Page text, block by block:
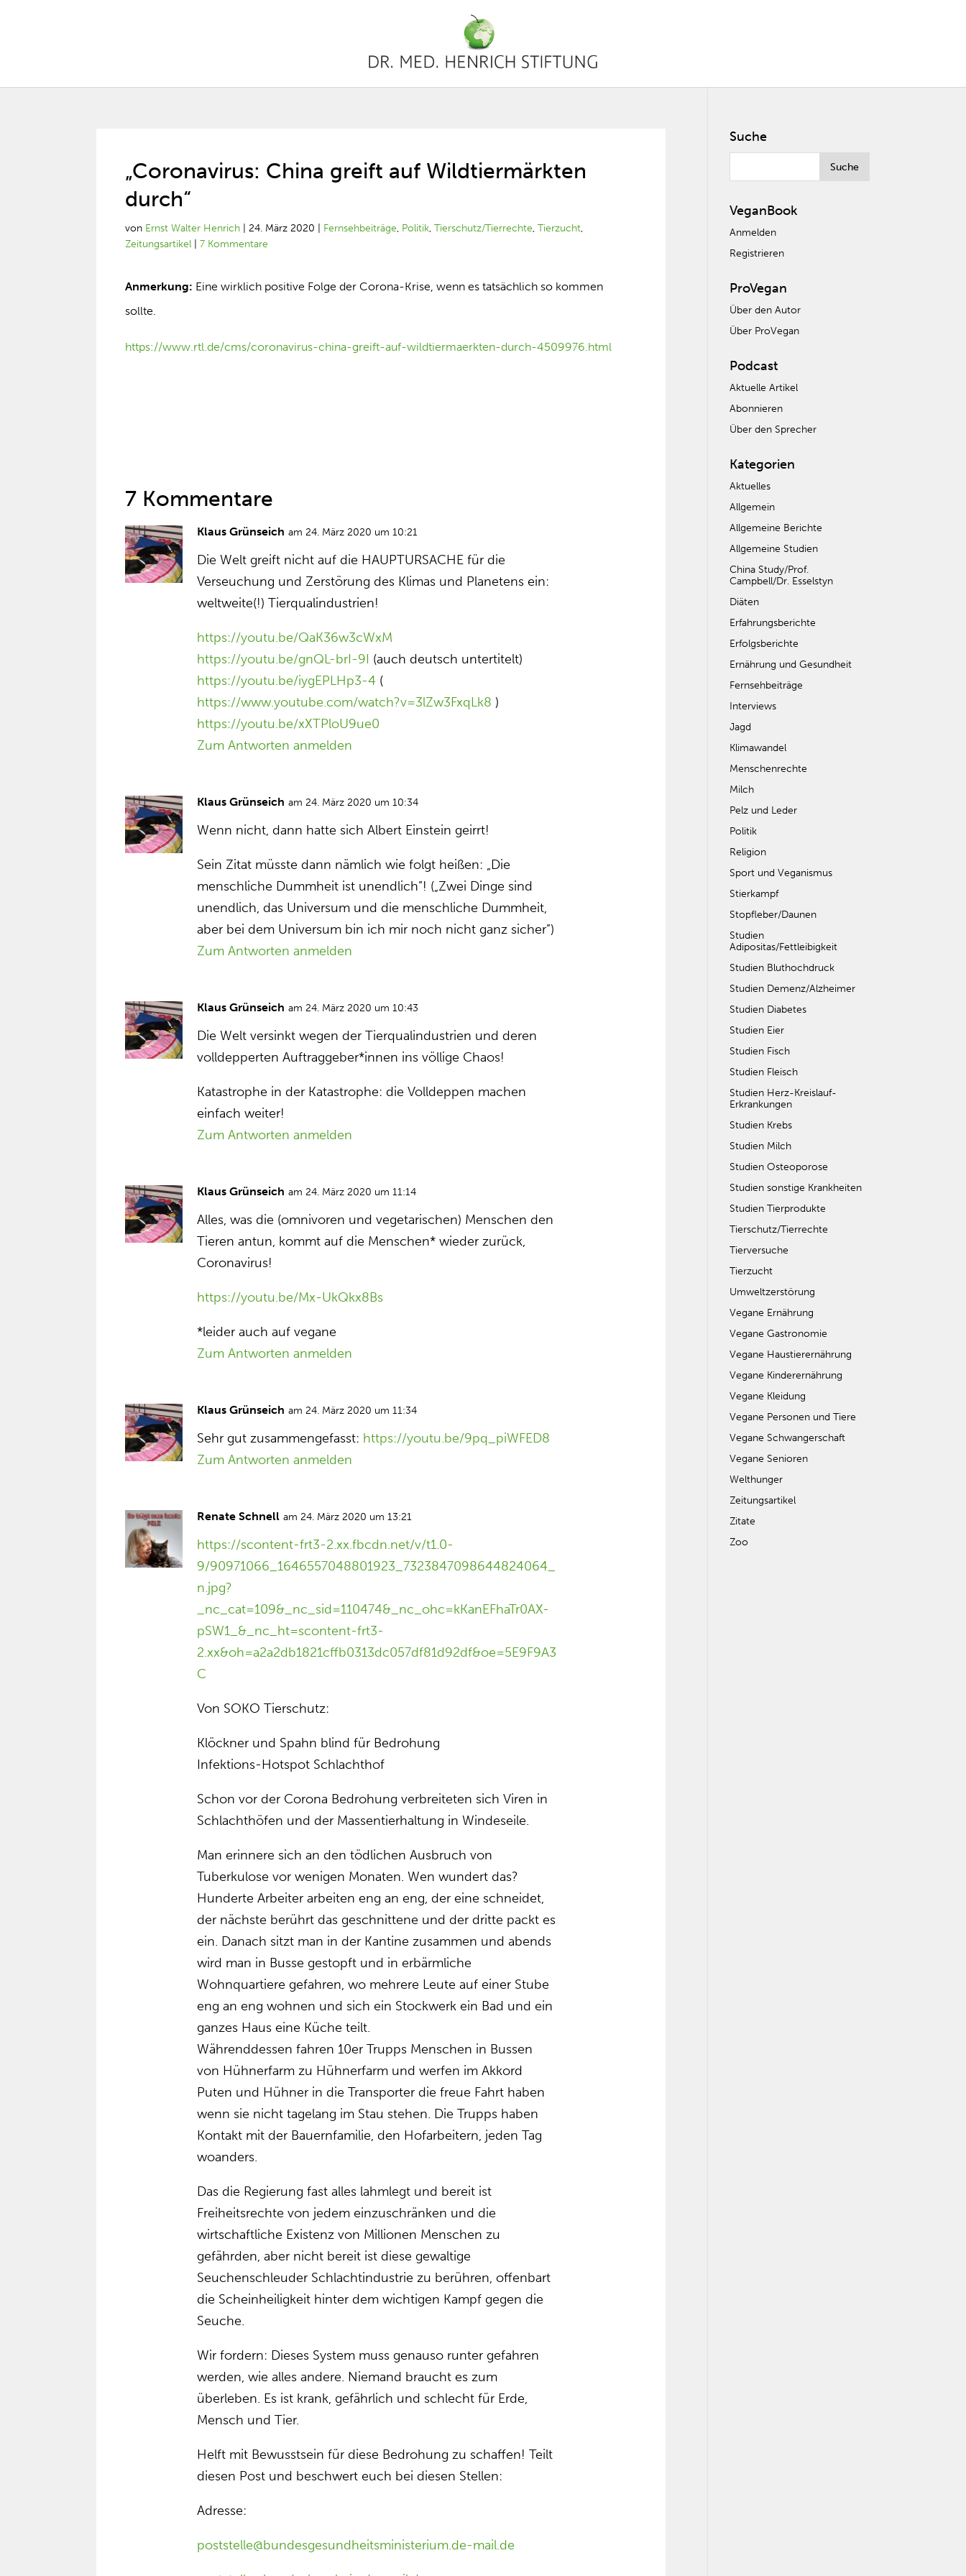
„Coronavirus: China greift auf Wildtiermärkten
durch“
von Ernst Walter Henrich |24. März 2020 Fernsehbeiträge, Politik,Tierschutz/Tierrechte,Tierzucht,
Zeitungsartikel |7 Kommentare
Anmerkung: Eine wirklich positive Folge der Corona-Krise, wenn es tatsächlich so kommen
sollte.
https://www.rtl.de/cms/coronavirus-china-greift-auf-wildtiermaerkten-durch-4509976.html
7 Kommentare
Klaus Grünseich am 24. März 2020 um 10:21
Die Welt greift nicht auf die HAUPTURSACHE für die
Verseuchung und Zerstörung des Klimas und Planetens ein:
weltweite(!) Tierqualindustrien!
https://youtu.be/QaK36w3cWxM
https://youtu.be/gnQL-brI-9I (auch deutsch untertitelt)
https://youtu.be/iygEPLHp3-4 (
https://www.youtube.com/watch?v=3lZw3FxqLk8 )
https://youtu.be/xXTPloU9ue0
Zum Antworten anmelden
Klaus Grünseich am 24. März 2020 um 10:34
Wenn nicht, dann hatte sich Albert Einstein geirrt!
Sein Zitat müsste dann nämlich wie folgt heißen: „Die
menschliche Dummheit ist unendlich”! („Zwei Dinge sind
unendlich, das Universum und die menschliche Dummheit,
aber bei dem Universum bin ich mir noch nicht ganz sicher”)
Zum Antworten anmelden
Klaus Grünseich am 24. März 2020 um 10:43
Die Welt versinkt wegen der Tierqualindustrien und deren
volldepperten Auftraggeber*innen ins völlige Chaos!
Katastrophe in der Katastrophe: die Volldeppen machen
einfach weiter!
Zum Antworten anmelden
Klaus Grünseich am 24. März 2020 um 11:14
Alles, was die (omnivoren und vegetarischen) Menschen den
Tieren antun, kommt auf die Menschen* wieder zurück,
Coronavirus!
https://youtu.be/Mx-UkQkx8Bs
*leider auch auf vegane
Zum Antworten anmelden
Klaus Grünseich am 24. März 2020 um 11:34
Sehr gut zusammengefasst: https://youtu.be/9pq_piWFED8
Zum Antworten anmelden
Renate Schnell am 24. März 2020 um 13:21
https://scontent-frt3-2.xx.fbcdn.net/v/t1.0-
9/90971066_1646557048801923_7323847098644824064_
n.jpg?
_nc_cat=109&_nc_sid=110474&_nc_ohc=kKanEFhaTr0AX-
pSW1_&_nc_ht=scontent-frt3-
2.xx&oh=a2a2db1821cffb0313dc057df81d92df&oe=5E9F9A3
C
Von SOKO Tierschutz:
Klöckner und Spahn blind für Bedrohung
Infektions-Hotspot Schlachthof
Schon vor der Corona Bedrohung verbreiteten sich Viren in
Schlachthöfen und der Massentierhaltung in Windeseile.
Man erinnere sich an den tödlichen Ausbruch von
Tuberkulose vor wenigen Monaten. Wen wundert das?
Hunderte Arbeiter arbeiten eng an eng, der eine schneidet,
der nächste berührt das geschnittene und der dritte packt es
ein. Danach sitzt man in der Kantine zusammen und abends
wird man in Busse gestopft und in erbärmliche
Wohnquartiere gefahren, wo mehrere Leute auf einer Stube
eng an eng wohnen und sich ein Stockwerk ein Bad und ein
ganzes Haus eine Küche teilt.
Währenddessen fahren 10er Trupps Menschen in Bussen
von Hühnerfarm zu Hühnerfarm und werfen im Akkord
Puten und Hühner in die Transporter die freue Fahrt haben
wenn sie nicht tagelang im Stau stehen. Die Trupps haben
Kontakt mit der Bauernfamilie, den Hofarbeitern, jeden Tag
woanders.
Das die Regierung fast alles lahmlegt und bereit ist
Freiheitsrechte von jedem einzuschränken und die
wirtschaftliche Existenz von Millionen Menschen zu
gefährden, aber nicht bereit ist diese gewaltige
Seuchenschleuder Schlachtindustrie zu berühren, offenbart
die Scheinheiligkeit hinter dem wichtigen Kampf gegen die
Seuche.
Wir fordern: Dieses System muss genauso runter gefahren
werden, wie alles andere. Niemand braucht es zum
überleben. Es ist krank, gefährlich und schlecht für Erde,
Mensch und Tier.
Helft mit Bewusstsein für diese Bedrohung zu schaffen! Teilt
diesen Post und beschwert euch bei diesen Stellen:
Adresse:
poststelle@bundesgesundheitsministerium.de-mail.de
Suche
VeganBook
Anmelden
Registrieren
ProVegan
Über den Autor
Über ProVegan
Podcast
Aktuelle Artikel
Abonnieren
Über den Sprecher
Kategorien
Aktuelles
Allgemein
Allgemeine Berichte
Allgemeine Studien
China Study/Prof.
Campbell/Dr. Esselstyn
Diäten
Erfahrungsberichte
Erfolgsberichte
Ernährung und Gesundheit
Fernsehbeiträge
Interviews
Jagd
Klimawandel
Menschenrechte
Milch
Pelz und Leder
Politik
Religion
Sport und Veganismus
Stierkampf
Stopfleber/Daunen
Studien
Adipositas/Fettleibigkeit
Studien Bluthochdruck
Studien Demenz/Alzheimer
Studien Diabetes
Studien Eier
Studien Fisch
Studien Fleisch
Studien Herz-Kreislauf-
Erkrankungen
Studien Krebs
Studien Milch
Studien Osteoporose
Studien sonstige Krankheiten
Studien Tierprodukte
Tierschutz/Tierrechte
Tierversuche
Tierzucht
Umweltzerstörung
Vegane Ernährung
Vegane Gastronomie
Vegane Haustierernährung
Vegane Kinderernährung
Vegane Kleidung
Vegane Personen und Tiere
Vegane Schwangerschaft
Vegane Senioren
Welthunger
Zeitungsartikel
Zitate
Zoo